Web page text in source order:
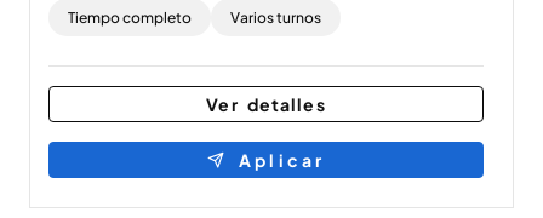
Tiempo completo Varios turnos
Ver detalles
Aplicar